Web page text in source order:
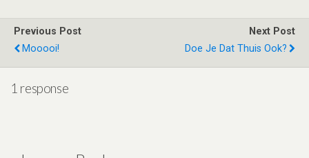
er dI
p
o
Previous Post
Mooooi!
Next Post
Doe Je Dat Thuis Ook?
1 response